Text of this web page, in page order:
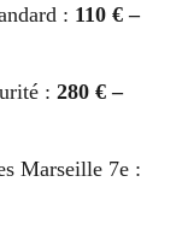
: 110 € –
: 280 € –
Marseille 7e :